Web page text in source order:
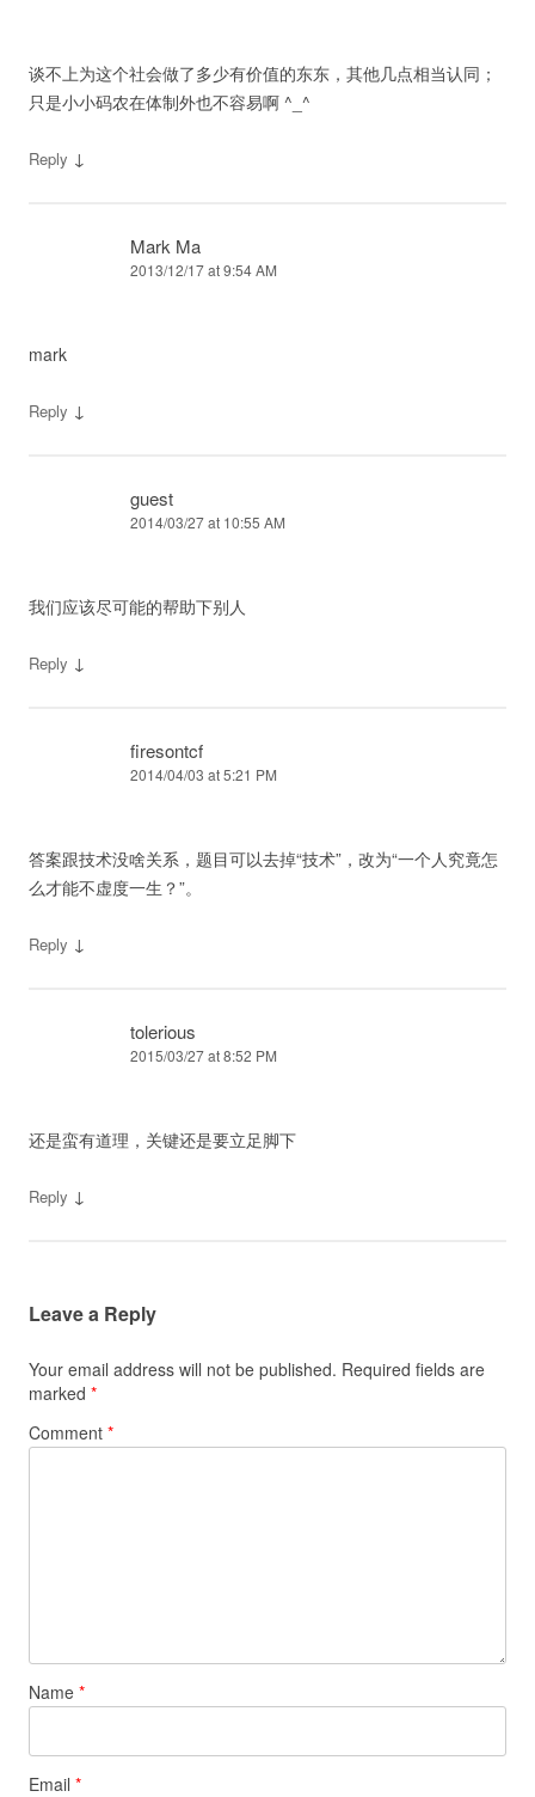
谈不上为这个社会做了多少有价值的东东，其他几点相当认同；
只是小小码农在体制外也不容易啊 ^_^
Reply ↓
Mark Ma
2013/12/17 at 9:54 AM
mark
Reply ↓
guest
2014/03/27 at 10:55 AM
我们应该尽可能的帮助下别人
Reply ↓
firesontcf
2014/04/03 at 5:21 PM
答案跟技术没啥关系，题目可以去掉“技术”，改为“一个人究竟怎
么才能不虚度一生？”。
Reply ↓
tolerious
2015/03/27 at 8:52 PM
还是蛮有道理，关键还是要立足脚下
Reply ↓
Leave a Reply
Your email address will not be published. Required fields are
marked *
Comment *
Name *
Email *